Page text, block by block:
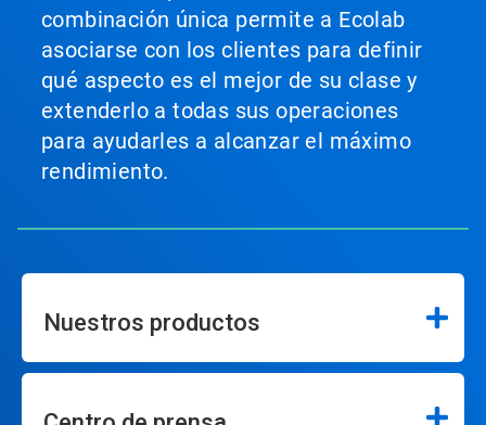
combinación única permite a Ecolab
asociarse con los clientes para definir
qué aspecto es el mejor de su clase y
extenderlo a todas sus operaciones
para ayudarles a alcanzar el máximo
rendimiento.
Nuestros productos